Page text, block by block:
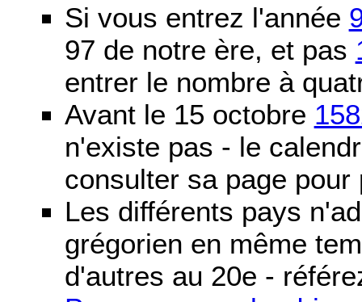
Si vous entrez l'année
97 de notre ère, et pas
entrer le nombre à
Avant le 15 octobre
n'existe pas - le
consulter sa page pour
Les différents pays
grégorien en même
d'autres au 20e -